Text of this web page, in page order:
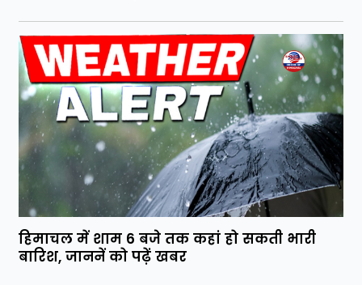
हिमाचल में शाम 6 बजे तक कहां हो सकती भारी
बारिश, जाननें को पढ़ें खबर